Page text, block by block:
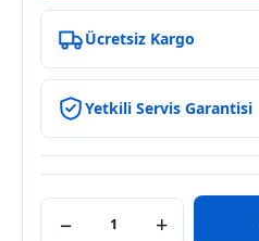
Ücretsiz Kargo
Yetkili Servis Garantisi
− +